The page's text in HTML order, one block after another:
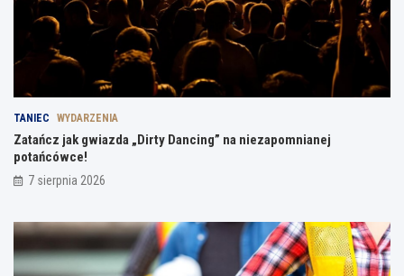
TANIEC WYDARZENIA
Zatańcz jak gwiazda „Dirty Dancing” na niezapomnianej
potańcówce!
7 sierpnia 2026